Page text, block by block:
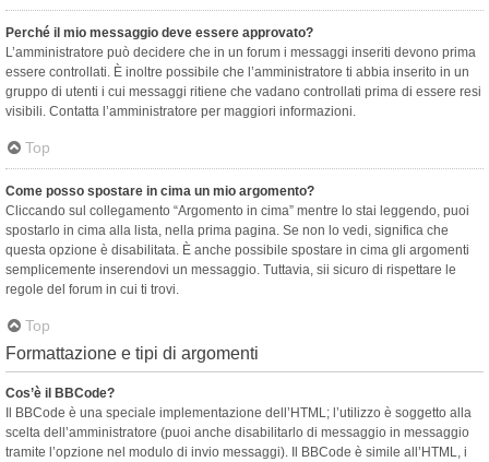
Perché il mio messaggio deve essere approvato?
L’amministratore può decidere che in un forum i messaggi inseriti devono prima
essere controllati. È inoltre possibile che l’amministratore ti abbia inserito in un
gruppo di utenti i cui messaggi ritiene che vadano controllati prima di essere resi
visibili. Contatta l’amministratore per maggiori informazioni.
Top
Come posso spostare in cima un mio argomento?
Cliccando sul collegamento “Argomento in cima” mentre lo stai leggendo, puoi
spostarlo in cima alla lista, nella prima pagina. Se non lo vedi, significa che
questa opzione è disabilitata. È anche possibile spostare in cima gli argomenti
semplicemente inserendovi un messaggio. Tuttavia, sii sicuro di rispettare le
regole del forum in cui ti trovi.
Top
Formattazione e tipi di argomenti
Cos’è il BBCode?
Il BBCode è una speciale implementazione dell’HTML; l’utilizzo è soggetto alla
scelta dell’amministratore (puoi anche disabilitarlo di messaggio in messaggio
tramite l’opzione nel modulo di invio messaggi). Il BBCode è simile all’HTML, i